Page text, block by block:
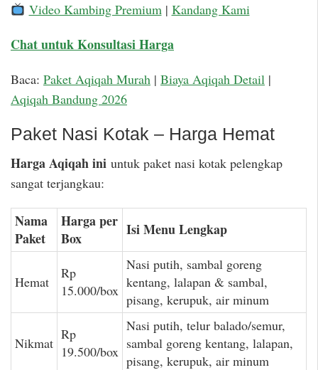
Video Kambing Premium| Kandang Kami
Chat untuk Konsultasi Harga
Baca: Paket Aqiqah Murah | Biaya Aqiqah Detail |
Aqiqah Bandung 2026
Paket Nasi Kotak – Harga Hemat
Harga Aqiqah ini untuk paket nasi kotak pelengkap
sangat terjangkau:
Nama
Paket
Harga per
Box
Isi Menu Lengkap
Hemat
Rp
15.000/box
Nasi putih, sambal goreng
kentang, lalapan & sambal,
pisang, kerupuk, air minum
Nikmat
Rp
19.500/box
Nasi putih, telur balado/semur,
sambal goreng kentang, lalapan,
pisang, kerupuk, air minum